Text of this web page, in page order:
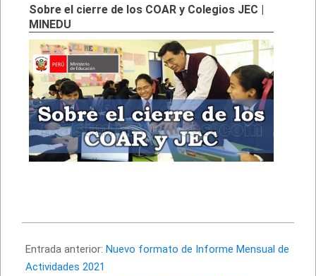
Sobre el cierre de los COAR y Colegios JEC |
MINEDU
06-
02
Entrada anterior: Nuevo formato de Informe Mensual de
Actividades 2021